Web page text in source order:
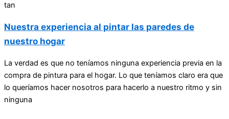
tan
Nuestra experiencia al pintar las paredes de
nuestro hogar
La verdad es que no teníamos ninguna experiencia previa en la
compra de pintura para el hogar. Lo que teníamos claro era que
lo queríamos hacer nosotros para hacerlo a nuestro ritmo y sin
ninguna